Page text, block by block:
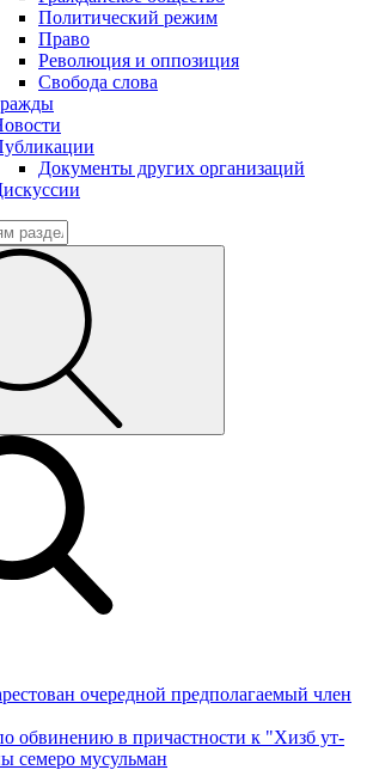
Политический режим
Право
Революция и оппозиция
Свобода слова
Документы других организаций
очередной предполагаемый член
обвинению в причастности к "Хизб ут-
семеро мусульман